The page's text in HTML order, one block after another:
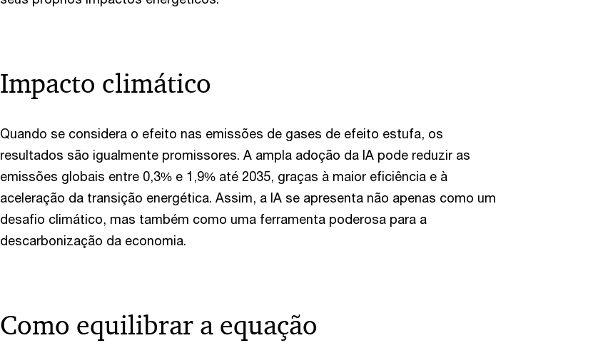
Impacto climático
Quando se considera o efeito nas emissões de gases de efeito estufa, os
resultados são igualmente promissores. A ampla adoção da IA pode reduzir as
emissões globais entre 0,3% e 1,9% até 2035, graças à maior eficiência e à
aceleração da transição energética. Assim, a IA se apresenta não apenas como um
desafio climático, mas também como uma ferramenta poderosa para a
descarbonização da economia.
Como equilibrar a equação